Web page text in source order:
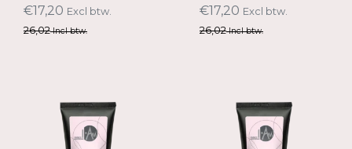
€17,20 Excl btw.
26,02Incl btw.
€17,20 Excl btw.
26,02Incl btw.